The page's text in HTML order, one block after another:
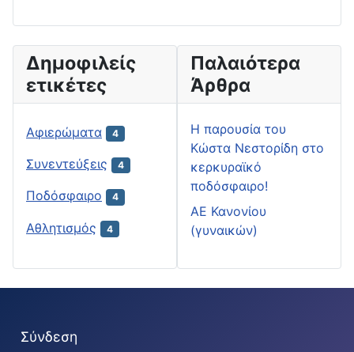
Δημοφιλείς
ετικέτες
Αφιερώματα 4
Συνεντεύξεις 4
Ποδόσφαιρο 4
Αθλητισμός 4
Παλαιότερα
Άρθρα
H παρουσία του
Κώστα Νεστορίδη στο
κερκυραϊκό
ποδόσφαιρο!
ΑΕ Κανονίου
(γυναικών)
Σύνδεση